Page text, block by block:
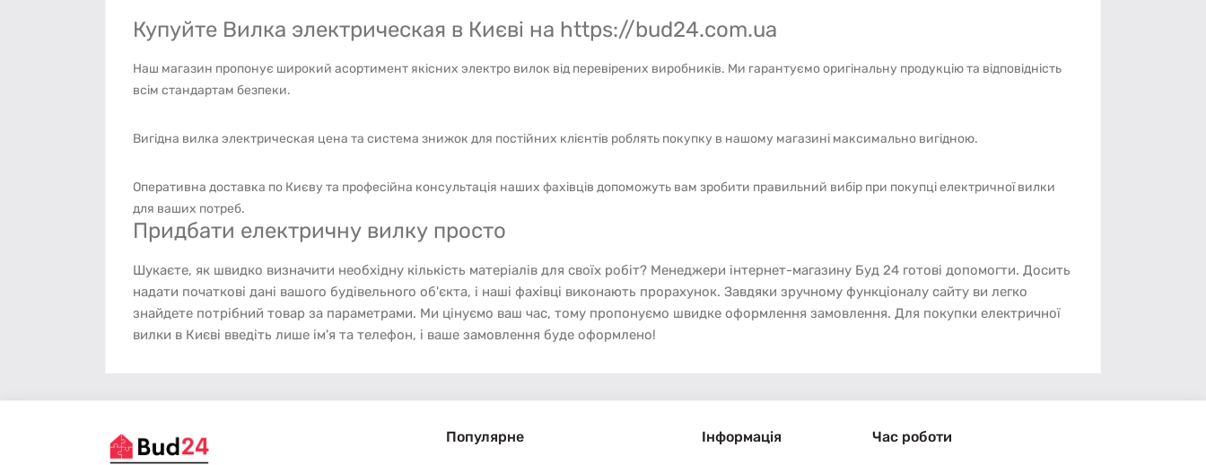
Купуйте Вилка электрическая в Києві на https://bud24.com.ua
Наш магазин пропонує широкий асортимент якісних электро вилок від перевірених виробників. Ми гарантуємо оригінальну продукцію та відповідність
всім стандартам безпеки.
Вигідна вилка электрическая цена та система знижок для постійних клієнтів роблять покупку в нашому магазині максимально вигідною.
Оперативна доставка по Києву та професійна консультація наших фахівців допоможуть вам зробити правильний вибір при покупці електричної вилки
для ваших потреб.
Придбати електричну вилку просто
Шукаєте, як швидко визначити необхідну кількість матеріалів для своїх робіт? Менеджери інтернет-магазину Буд 24 готові допомогти. Досить
надати початкові дані вашого будівельного об'єкта, і наші фахівці виконають прорахунок. Завдяки зручному функціоналу сайту ви легко
знайдете потрібний товар за параметрами. Ми цінуємо ваш час, тому пропонуємо швидке оформлення замовлення. Для покупки електричної
вилки в Києві введіть лише ім'я та телефон, і ваше замовлення буде оформлено!
Популярне Інформація Час роботи